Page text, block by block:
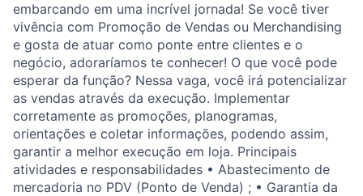
embarcando em uma incrível jornada! Se você tiver
vivência com Promoção de Vendas ou Merchandising
e gosta de atuar como ponte entre clientes e o
negócio, adoraríamos te conhecer! O que você pode
esperar da função? Nessa vaga, você irá potencializar
as vendas através da execução. Implementar
corretamente as promoções, planogramas,
orientações e coletar informações, podendo assim,
garantir a melhor execução em loja. Principais
atividades e responsabilidades • Abastecimento de
mercadoria no PDV (Ponto de Venda) ; • Garantia da